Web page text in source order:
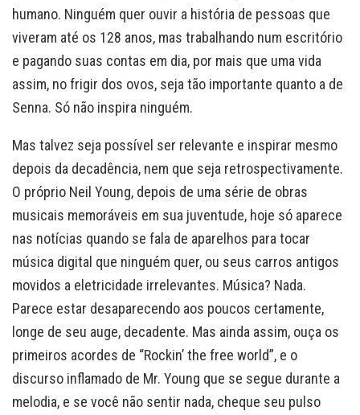
humano. Ninguém quer ouvir a história de pessoas que
viveram até os 128 anos, mas trabalhando num escritório
e pagando suas contas em dia, por mais que uma vida
assim, no frigir dos ovos, seja tão importante quanto a de
Senna. Só não inspira ninguém.
Mas talvez seja possível ser relevante e inspirar mesmo
depois da decadência, nem que seja retrospectivamente.
O próprio Neil Young, depois de uma série de obras
musicais memoráveis em sua juventude, hoje só aparece
nas notícias quando se fala de aparelhos para tocar
música digital que ninguém quer, ou seus carros antigos
movidos a eletricidade irrelevantes. Música? Nada.
Parece estar desaparecendo aos poucos certamente,
longe de seu auge, decadente. Mas ainda assim, ouça os
primeiros acordes de “Rockin’ the free world”, e o
discurso inflamado de Mr. Young que se segue durante a
melodia, e se você não sentir nada, cheque seu pulso